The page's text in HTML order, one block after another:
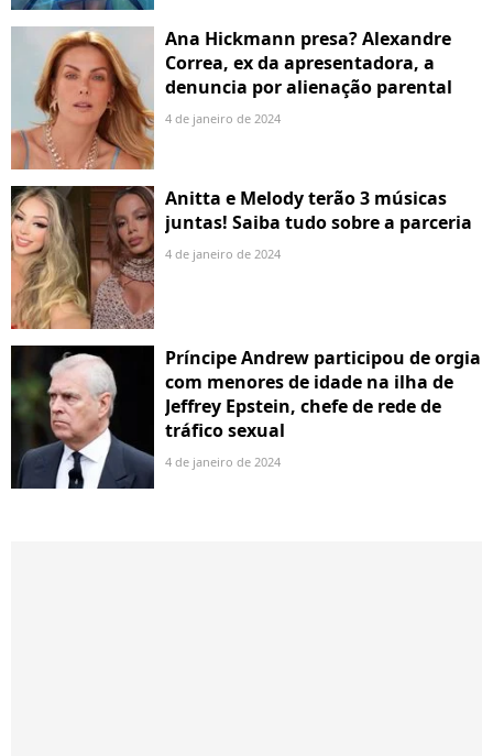
Ana Hickmann presa? Alexandre
Correa, ex da apresentadora, a
denuncia por alienação parental
4 de janeiro de 2024
Anitta e Melody terão 3 músicas
juntas! Saiba tudo sobre a parceria
4 de janeiro de 2024
Príncipe Andrew participou de orgia
com menores de idade na ilha de
Jeffrey Epstein, chefe de rede de
tráfico sexual
4 de janeiro de 2024